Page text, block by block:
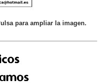
para ampliar la imagen.